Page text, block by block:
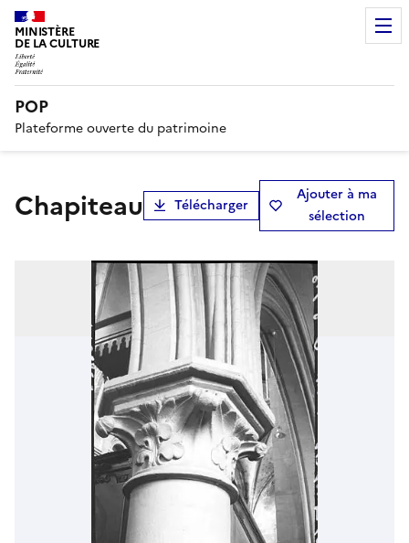
MINISTÈRE
DE LA CULTURE
POP
Plateforme ouverte du patrimoine
Chapiteau Télécharger
Ajouter à ma
sélection